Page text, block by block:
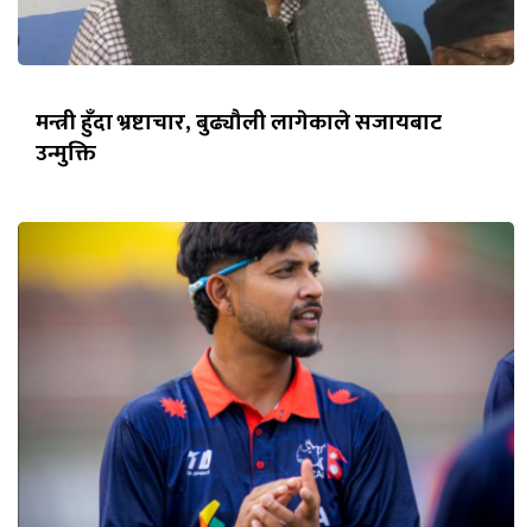
मन्त्री हुँदा भ्रष्टाचार, बुढ्यौली लागेकाले सजायबाट
उन्मुक्ति